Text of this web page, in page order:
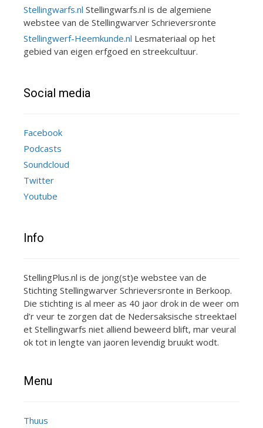
Stellingwarfs.nl Stellingwarfs.nl is de algemiene
webstee van de Stellingwarver Schrieversronte
Stellingwerf-Heemkunde.nl Lesmateriaal op het
gebied van eigen erfgoed en streekcultuur.
Social media
Facebook
Podcasts
Soundcloud
Twitter
Youtube
Info
StellingPlus.nl is de jong(st)e webstee van de
Stichting Stellingwarver Schrieversronte in Berkoop.
Die stichting is al meer as 40 jaor drok in de weer om
d’r veur te zorgen dat de Nedersaksische streektael
et Stellingwarfs niet alliend beweerd blift, mar veural
ok tot in lengte van jaoren levendig bruukt wodt.
Menu
Thuus